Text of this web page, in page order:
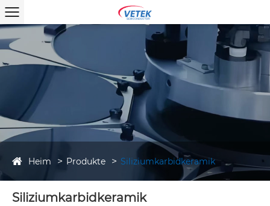
Heim Produkte Siliziumkarbidkeramik
Siliziumkarbidkeramik